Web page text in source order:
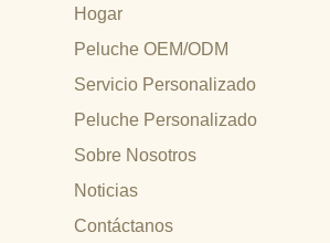
Hogar
Peluche OEM/ODM
Servicio Personalizado
Peluche Personalizado
Sobre Nosotros
Noticias
Contáctanos